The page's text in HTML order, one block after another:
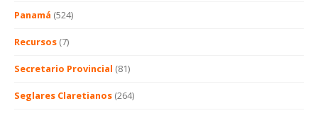
Panamá (524)
Recursos (7)
Secretario Provincial (81)
Seglares Claretianos (264)